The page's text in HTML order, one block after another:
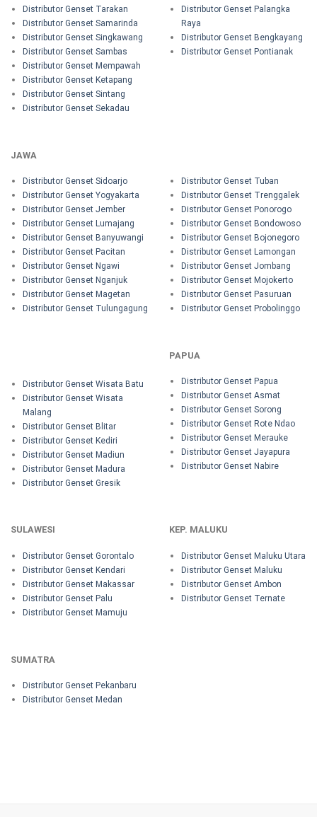
Distributor Genset Tarakan
Distributor Genset Samarinda
Distributor Genset Singkawang
Distributor Genset Sambas
Distributor Genset Mempawah
Distributor Genset Ketapang
Distributor Genset Sintang
Distributor Genset Sekadau
Distributor Genset Palangka
Raya
Distributor Genset Bengkayang
Distributor Genset Pontianak
JAWA
Distributor Genset Sidoarjo
Distributor Genset Yogyakarta
Distributor Genset Jember
Distributor Genset Lumajang
Distributor Genset Banyuwangi
Distributor Genset Pacitan
Distributor Genset Ngawi
Distributor Genset Nganjuk
Distributor Genset Magetan
Distributor Genset Tulungagung
Distributor Genset Tuban
Distributor Genset Trenggalek
Distributor Genset Ponorogo
Distributor Genset Bondowoso
Distributor Genset Bojonegoro
Distributor Genset Lamongan
Distributor Genset Jombang
Distributor Genset Mojokerto
Distributor Genset Pasuruan
Distributor Genset Probolinggo
Distributor Genset Wisata Batu
Distributor Genset Wisata
Malang
Distributor Genset Blitar
Distributor Genset Kediri
Distributor Genset Madiun
Distributor Genset Madura
Distributor Genset Gresik
PAPUA
Distributor Genset Papua
Distributor Genset Asmat
Distributor Genset Sorong
Distributor Genset Rote Ndao
Distributor Genset Merauke
Distributor Genset Jayapura
Distributor Genset Nabire
SULAWESI
Distributor Genset Gorontalo
Distributor Genset Kendari
Distributor Genset Makassar
Distributor Genset Palu
Distributor Genset Mamuju
KEP. MALUKU
Distributor Genset Maluku Utara
Distributor Genset Maluku
Distributor Genset Ambon
Distributor Genset Ternate
SUMATRA
Distributor Genset Pekanbaru
Distributor Genset Medan